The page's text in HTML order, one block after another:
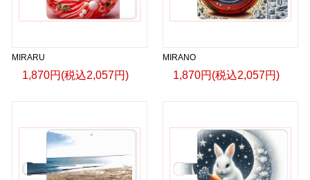
MIRARU
1,870円(税込2,057円)
MIRANO
1,870円(税込2,057円)